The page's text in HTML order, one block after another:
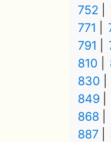
752
771
791
810
830
849
868
887